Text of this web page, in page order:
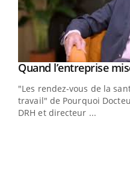
Youtube
Quand l’entreprise
"Les rendez-vous de la
travail" de Pourquoi
DRH et directeur ...